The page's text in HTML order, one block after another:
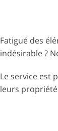
Fatigué des
indésirable ?
Le service est
leurs